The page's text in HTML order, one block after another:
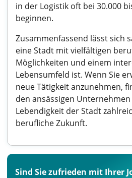
in der Logistik oft bei 30.000
beginnen.
Zusammenfassend lässt sich
eine Stadt mit vielfältigen
Möglichkeiten und einem
Lebensumfeld ist. Wenn Sie
neue Tätigkeit anzunehmen,
den ansässigen
Lebendigkeit der Stadt
berufliche Zukunft.
Sind Sie zufrieden mit Ihrer